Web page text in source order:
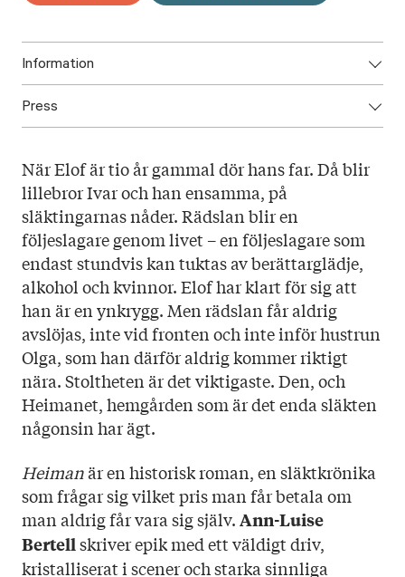
Information
ISBN: 9789523334854
Titel: Heiman
Språk: svenska
Sidantal: 380
Format: Pocket
Omslag: Sanna Mander
Press
När Elof är tio år gammal dör hans far. Då blir
lillebror Ivar och han ensamma, på
släktingarnas nåder. Rädslan blir en
följeslagare genom livet – en följeslagare som
endast stundvis kan tuktas av berättarglädje,
alkohol och kvinnor. Elof har klart för sig att
han är en ynkrygg. Men rädslan får aldrig
avslöjas, inte vid fronten och inte inför hustrun
Olga, som han därför aldrig kommer riktigt
nära. Stoltheten är det viktigaste. Den, och
Heimanet, hemgården som är det enda släkten
någonsin har ägt.
Heimanär en historisk roman, en släktkrönika
som frågar sig vilket pris man får betala om
man aldrig får vara sig själv. Ann-Luise
Bertellskriver epik med ett väldigt driv,
kristalliserat i scener och starka sinnliga